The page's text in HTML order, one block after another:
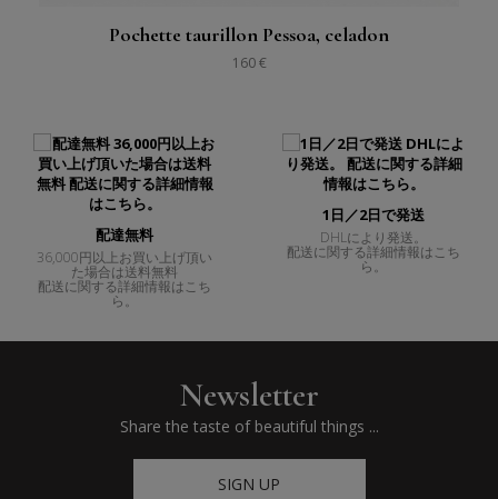
Pochette taurillon Pessoa, celadon
160 €
配達無料
36,000円以上お買い上げ頂い
た場合は送料無料
配送に関する詳細情報はこち
ら。
1日／2日で発送
DHLにより発送。
配送に関する詳細情報はこち
ら。
Newsletter
Share the taste of beautiful things ...
SIGN UP